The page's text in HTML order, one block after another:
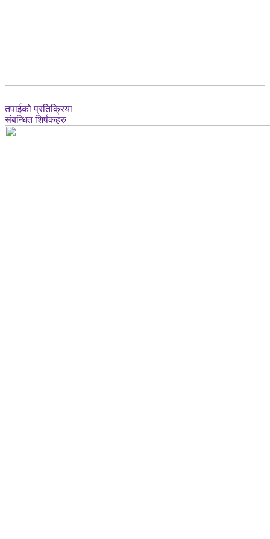
तपाईको प्रतिक्रिया
संबन्धित शिर्षकहरु